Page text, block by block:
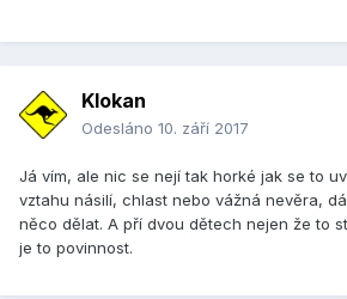
Klokan
Odesláno 10. září 2017
Já vím, ale nic se nejí tak horké jak se to
vztahu násilí, chlast nebo vážná nevěra,
něco dělat. A pří dvou dětech nejen že to
je to povinnost.